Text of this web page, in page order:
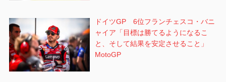
ドイツGP 6位フランチェスコ・バニ
ャイア「目標は勝てるようになるこ
と、そして結果を安定させること」
MotoGP